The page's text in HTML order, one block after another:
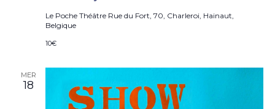
Le Poche Théâtre Rue du Fort, 70, Charleroi, Hainaut,
Belgique
10€
MER
18